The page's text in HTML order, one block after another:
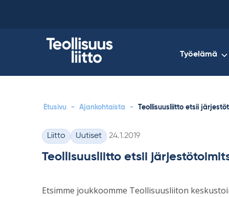
Työelämä
Etusivu - Ajankohtaista - Teollisuusliitto etsii
Kategoriat
Liitto Uutiset Kirjoitettu
24.1.2019
Teollisuusliitto etsii
Etsimme joukkoomme Teollisuusliiton